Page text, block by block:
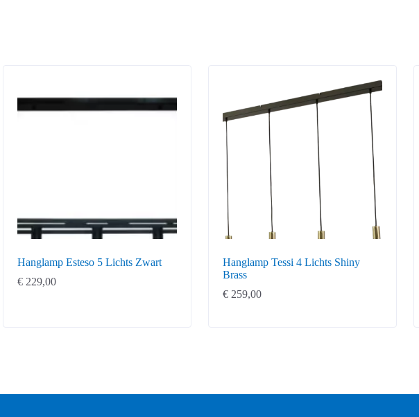
Hanglamp Esteso 5 Lichts Zwart
€ 229,00
Hanglamp Tessi 4 Lichts Shiny
Brass
€ 259,00